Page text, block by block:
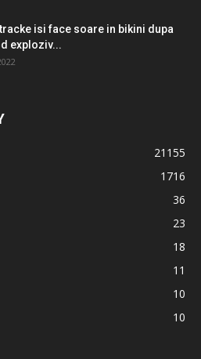
isi face soare in bikini dupa
exploziv...
21155
1716
36
23
18
11
10
10